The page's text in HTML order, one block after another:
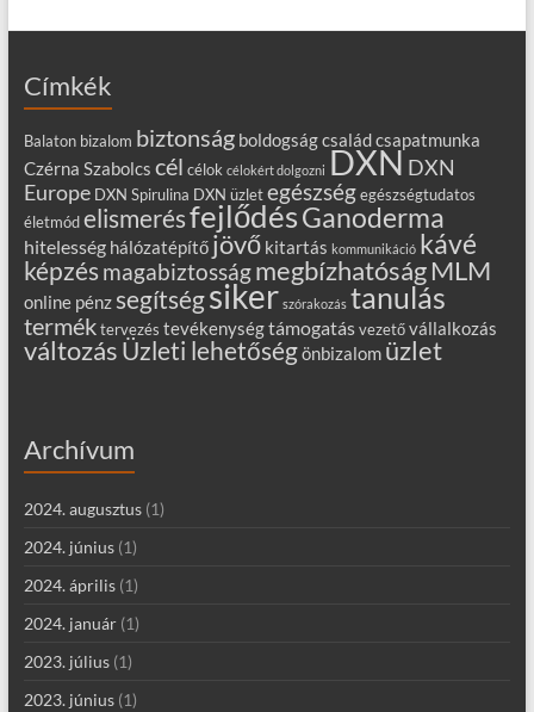
Címkék
Balaton bizalom biztonság boldogságcsaládcsapatmunka
Czérna Szabolcs cél célok célokért dolgozni DXNDXN
Europe DXN Spirulina DXN üzlet egészség egészségtudatos
életmód elismerésfejlődésGanoderma
hitelesség hálózatépítő jövő kitartás kommunikáció kávé
képzésmagabiztosságmegbízhatóság MLM
online pénz segítségsiker szórakozás tanulás
termék tervezés tevékenységtámogatás vezető vállalkozás
változás Üzleti lehetőségönbizalom üzlet
Archívum
2024. augusztus(1)
2024. június(1)
2024. április(1)
2024. január(1)
2023. július(1)
2023. június(1)